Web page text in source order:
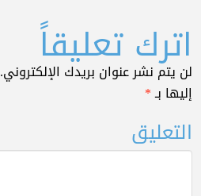
اترك تعليقاً
لن يتم نشر عنوان بريدك الإلكتروني.
إليها بـ*
التعليق